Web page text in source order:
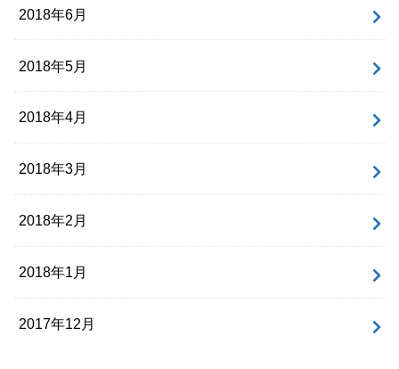
2018年6月
2018年5月
2018年4月
2018年3月
2018年2月
2018年1月
2017年12月